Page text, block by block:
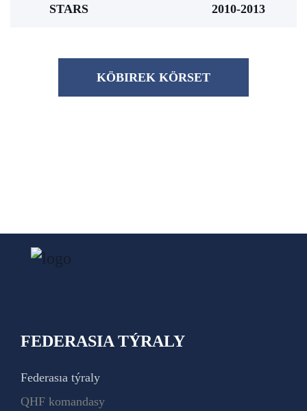
STARS
2010-2013
KÖBІREK KÖRSET
FEDERASIA TÝRALY
Federasıa týraly
QHF komandasy